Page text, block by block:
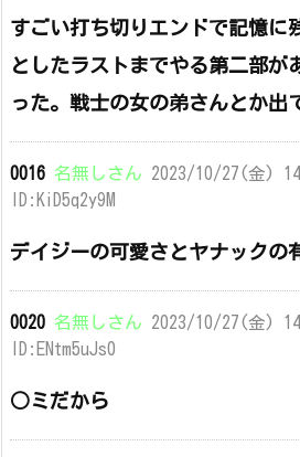
すごい打ち切りエンドで記憶に
としたラストまでやる第二部が
った。戦士の女の弟さんとか出
0016 名無しさん 2023/10/27(金)
ID:KiD5q2y9M
デイジーの可愛さとヤナックの
0020 名無しさん 2023/10/27(金)
ID:ENtm5uJs0
○ミだから